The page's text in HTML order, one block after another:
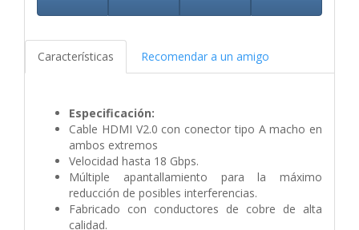
Características Recomendar a un amigo
Especificación:
Cable HDMI V2.0 con conector tipo A macho en
ambos extremos
Velocidad hasta 18 Gbps.
Múltiple apantallamiento para la máximo
reducción de posibles interferencias.
Fabricado con conductores de cobre de alta
calidad.